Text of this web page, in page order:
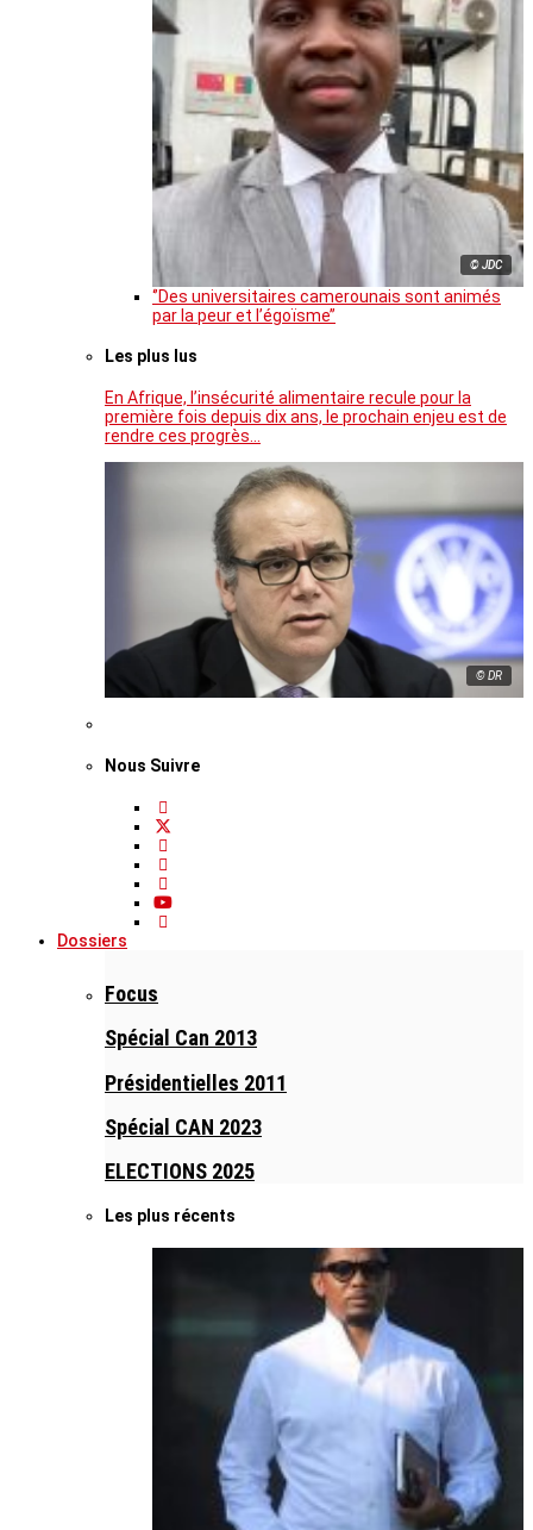
© JDC
‘’Des universitaires camerounais sont animés
par la peur et l’égoïsme’’
Les plus lus
En Afrique, l’insécurité alimentaire recule pour la
première fois depuis dix ans, le prochain enjeu est de
rendre ces progrès…
© DR
Nous Suivre
Dossiers
Focus
Spécial Can 2013
Présidentielles 2011
Spécial CAN 2023
ELECTIONS 2025
Les plus récents